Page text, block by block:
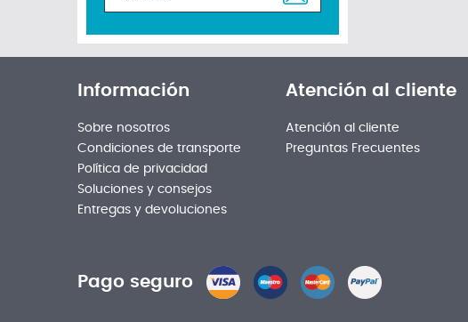
Información
Sobre nosotros
Condiciones de transporte
Política de privacidad
Soluciones y consejos
Entregas y devoluciones
Atención al cliente
Atención al cliente
Preguntas Frecuentes
Pago seguro